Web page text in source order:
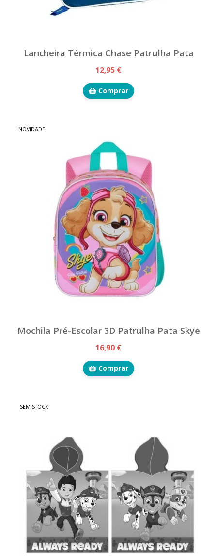
Lancheira Térmica Chase Patrulha Pata
12,95 €
Comprar
NOVIDADE
Mochila Pré-Escolar 3D Patrulha Pata Skye
16,90 €
Comprar
SEM STOCK